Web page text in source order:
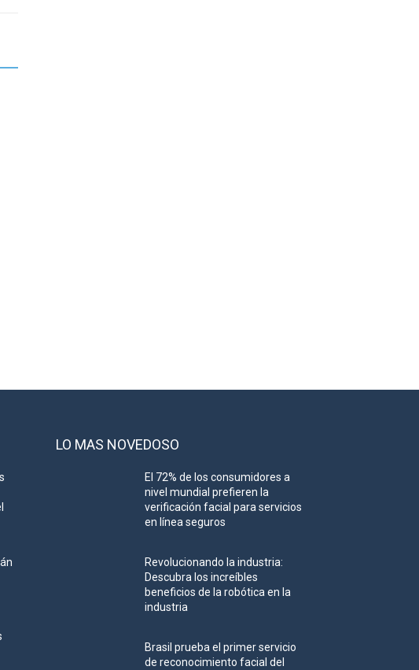
LO MAS NOVEDOSO
El 72% de los consumidores a
nivel mundial prefieren la
verificación facial para servicios
en línea seguros
Revolucionando la industria:
Descubra los increíbles
beneficios de la robótica en la
industria
Brasil prueba el primer servicio
de reconocimiento facial del